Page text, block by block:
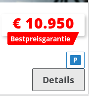
€ 10.950
Bestpreisgarantie
P
Details